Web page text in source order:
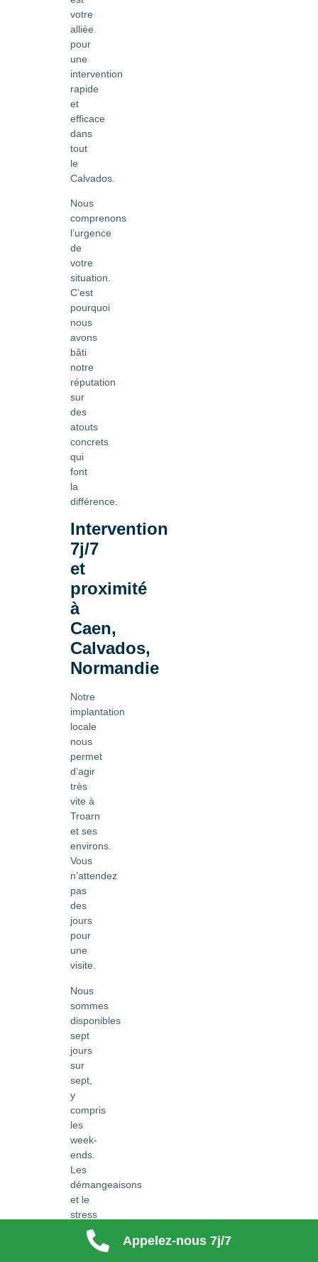
Appelez-nous 7j/7
votre
alliée
pour
une
intervention
rapide
et
efficace
dans
tout
le
Calvados.
Nous
comprenons
l’urgence
de
votre
situation.
C’est
pourquoi
nous
avons
bâti
notre
réputation
sur
des
atouts
concrets
qui
font
la
différence.
Intervention
7j/7
et
proximité
à
Caen,
Calvados,
Normandie
Notre
implantation
locale
nous
permet
d’agir
très
vite à
Troarn
et ses
environs.
Vous
n’attendez
pas
des
jours
pour
une
visite.
Nous
sommes
disponibles
sept
jours
sur
sept,
y
compris
les
week-
ends.
Les
démangeaisons
et le
stress
prennent